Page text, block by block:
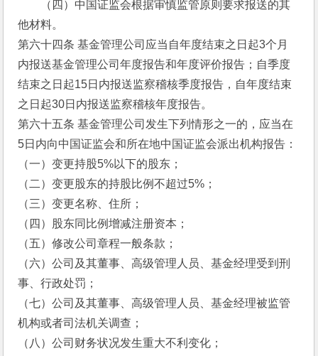
（四）中国证监会根据审慎监管原则要求报送的其
他材料。
第六十四条 基金管理公司应当自年度结束之日起3个月
内报送基金管理公司年度报告和年度评价报告；自季度
结束之日起15日内报送监察稽核季度报告，自年度结束
之日起30日内报送监察稽核年度报告。
第六十五条 基金管理公司发生下列情形之一的，应当在
5日内向中国证监会和所在地中国证监会派出机构报告：
（一）变更持股5%以下的股东；
（二）变更股东的持股比例不超过5%；
（三）变更名称、住所；
（四）股东同比例增减注册资本；
（五）修改公司章程一般条款；
（六）公司及其董事、高级管理人员、基金经理受到刑
事、行政处罚；
（七）公司及其董事、高级管理人员、基金经理被监管
机构或者司法机关调查；
（八）公司财务状况发生重大不利变化；